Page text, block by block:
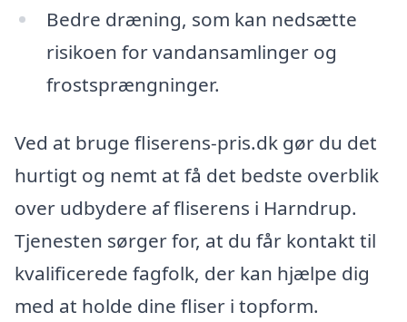
Bedre dræning, som kan nedsætte
risikoen for vandansamlinger og
frostsprængninger.
Ved at bruge fliserens-pris.dk gør du det
hurtigt og nemt at få det bedste overblik
over udbydere af fliserens i Harndrup.
Tjenesten sørger for, at du får kontakt til
kvalificerede fagfolk, der kan hjælpe dig
med at holde dine fliser i topform.